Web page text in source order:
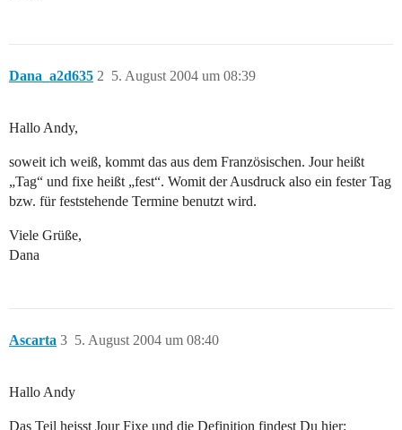
Dana_a2d635 5. August 2004 um 08:39
2
Hallo Andy,
soweit ich weiß, kommt das aus dem Französischen. Jour heißt
„Tag“ und fixe heißt „fest“. Womit der Ausdruck also ein fester Tag
bzw. für feststehende Termine benutzt wird.
Viele Grüße,
Dana
Ascarta 5. August 2004 um 08:40
3
Hallo Andy
Das Teil heisst Jour Fixe und die Definition findest Du hier: